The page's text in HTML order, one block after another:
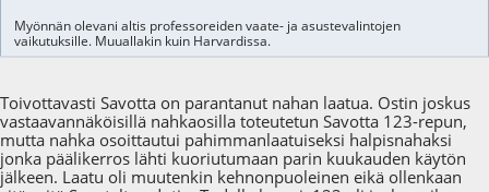
Myönnän olevani altis professoreiden vaate- ja asustevalintojen
vaikutuksille. Muuallakin kuin Harvardissa.
Toivottavasti Savotta on parantanut nahan laatua. Ostin joskus
vastaavannäköisillä nahkaosilla toteutetun Savotta 123-repun,
mutta nahka osoittautui pahimmanlaatuiseksi halpisnahaksi
jonka päälikerros lähti kuoriutumaan parin kuukauden käytön
jälkeen. Laatu oli muutenkin kehnonpuoleinen eikä ollenkaan